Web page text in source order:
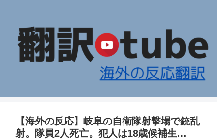
【海外の反応】岐阜の自衛隊射撃場で銃乱
射。隊員2人死亡。犯人は18歳候補生…